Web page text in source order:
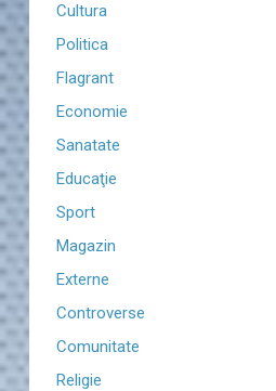
Cultura
Politica
Flagrant
Economie
Sanatate
Educaţie
Sport
Magazin
Externe
Controverse
Comunitate
Religie